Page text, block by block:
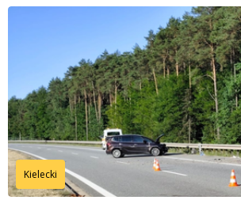
Kielecki